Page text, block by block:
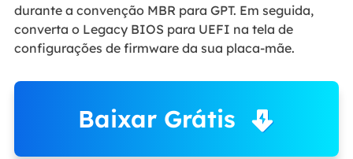
durante a convenção MBR para GPT. Em seguida,
converta o Legacy BIOS para UEFI na tela de
configurações de firmware da sua placa-mãe.
Baixar Grátis